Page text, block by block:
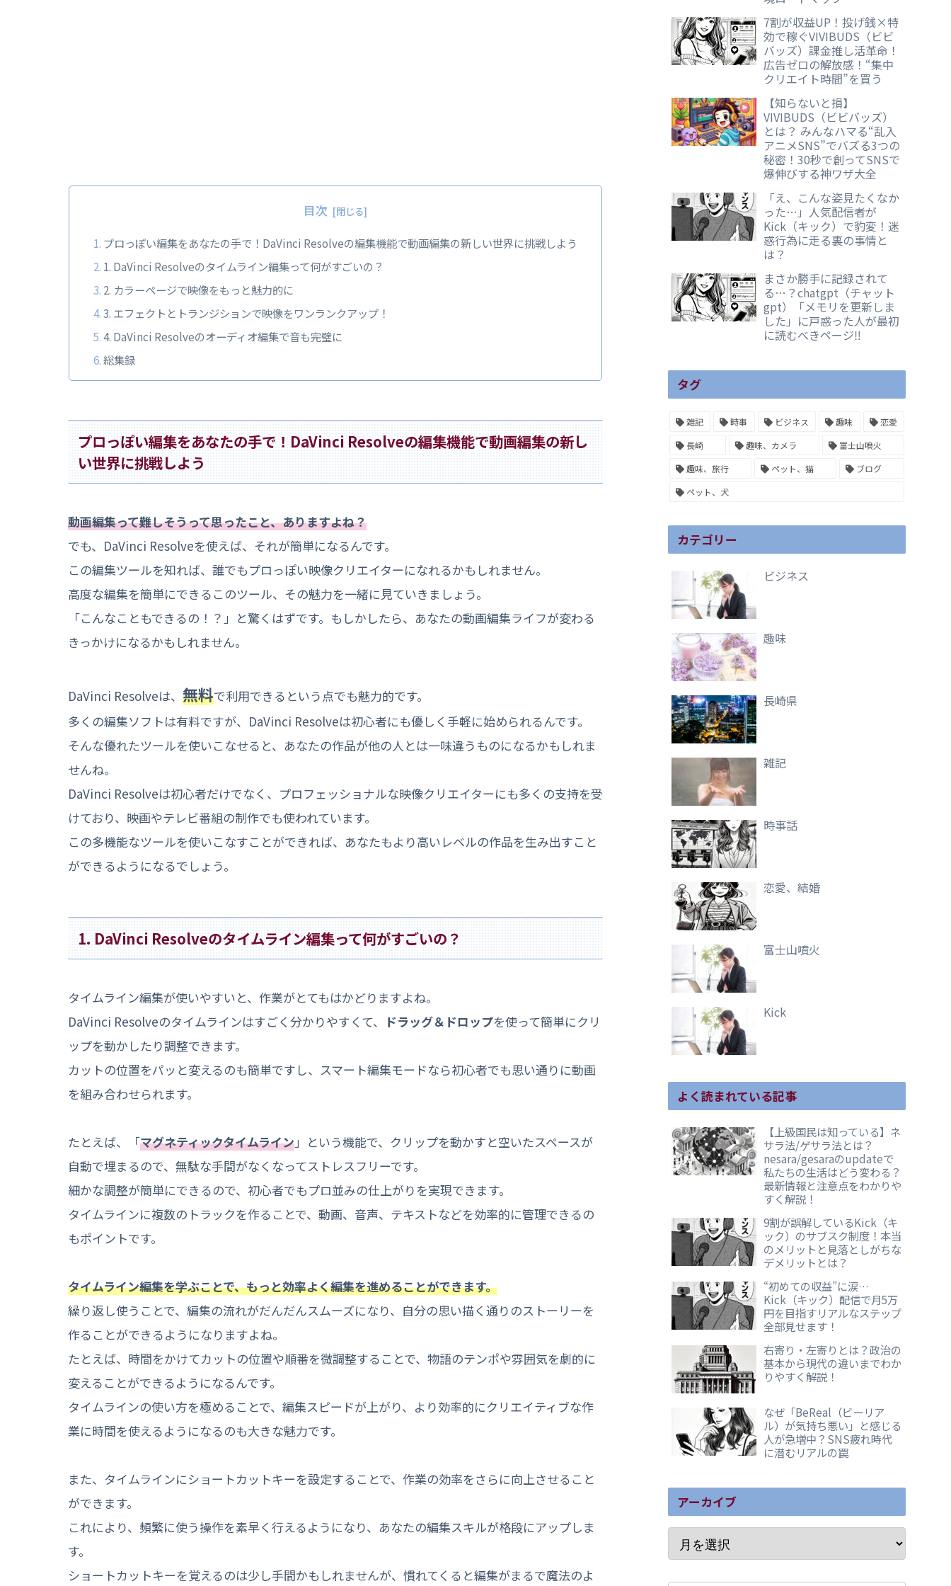
目次
プロっぽい編集をあなたの手で！DaVinci Resolveの編集機能で動画編集の新しい世界に挑戦しよう
1. DaVinci Resolveのタイムライン編集って何がすごいの？
2. カラーページで映像をもっと魅力的に
3. エフェクトとトランジションで映像をワンランクアップ！
4. DaVinci Resolveのオーディオ編集で音も完璧に
総集録
プロっぽい編集をあなたの手で！DaVinci Resolveの編集機能で動画編集の新し
い世界に挑戦しよう
動画編集って難しそうって思ったこと、ありますよね？
でも、DaVinci Resolveを使えば、それが簡単になるんです。
この編集ツールを知れば、誰でもプロっぽい映像クリエイターになれるかもしれません。
高度な編集を簡単にできるこのツール、その魅力を一緒に見ていきましょう。
「こんなこともできるの！？」と驚くはずです。もしかしたら、あなたの動画編集ライフが変わる
きっかけになるかもしれません。
DaVinci Resolveは、 無料で利用できるという点でも魅力的です。
多くの編集ソフトは有料ですが、DaVinci Resolveは初心者にも優しく手軽に始められるんです。
そんな優れたツールを使いこなせると、あなたの作品が他の人とは一味違うものになるかもしれま
せんね。
DaVinci Resolveは初心者だけでなく、プロフェッショナルな映像クリエイターにも多くの支持を受
けており、映画やテレビ番組の制作でも使われています。
この多機能なツールを使いこなすことができれば、あなたもより高いレベルの作品を生み出すこと
ができるようになるでしょう。
1. DaVinci Resolveのタイムライン編集って何がすごいの？
タイムライン編集が使いやすいと、作業がとてもはかどりますよね。
DaVinci Resolveのタイムラインはすごく分かりやすくて、
ドラッグ＆ドロップを使って簡単にクリ
ップを動かしたり調整できます。
カットの位置をパッと変えるのも簡単ですし、スマート編集モードなら初心者でも思い通りに動画
を組み合わせられます。
たとえば、「マグネティックタイムライン」という機能で、クリップを動かすと空いたスペースが
自動で埋まるので、無駄な手間がなくなってストレスフリーです。
細かな調整が簡単にできるので、初心者でもプロ並みの仕上がりを実現できます。
タイムラインに複数のトラックを作ることで、動画、音声、テキストなどを効率的に管理できるの
もポイントです。
タイムライン編集を学ぶことで、もっと効率よく編集を進めることができます。
繰り返し使うことで、編集の流れがだんだんスムーズになり、自分の思い描く通りのストーリーを
作ることができるようになりますよね。
たとえば、時間をかけてカットの位置や順番を微調整することで、物語のテンポや雰囲気を劇的に
変えることができるようになるんです。
タイムラインの使い方を極めることで、編集スピードが上がり、より効率的にクリエイティブな作
業に時間を使えるようになるのも大きな魅力です。
また、タイムラインにショートカットキーを設定することで、作業の効率をさらに向上させること
ができます。
これにより、頻繁に使う操作を素早く行えるようになり、あなたの編集スキルが格段にアップしま
す。
ショートカットキーを覚えるのは少し手間かもしれませんが、慣れてくると編集がまるで魔法のよ
7割が収益UP！投げ銭×特
効で稼ぐVIVIBUDS（ビビ
バッズ）課金推し活革命！
広告ゼロの解放感！“集中
クリエイト時間”を買う
【知らないと損】
VIVIBUDS（ビビバッズ）
とは？ みんなハマる“乱入
アニメSNS”でバズる3つの
秘密！30秒で創ってSNSで
爆伸びする神ワザ大全
「え、こんな姿見たくなか
った…」人気配信者が
Kick（キック）で豹変！迷
惑行為に走る裏の事情と
は？
まさか勝手に記録されて
る…？chatgpt（チャット
gpt）「メモリを更新しま
した」に戸惑った人が最初
に読むべきページ‼️
タグ
雑記 時事 ビジネス 趣味
恋愛
長崎
趣味、カメラ
富士山噴火
趣味、旅行
ペット、猫
ブログ
ペット、犬
カテゴリー
ビジネス
趣味
長崎県
雑記
時事話
恋愛、結婚
富士山噴火
Kick
よく読まれている記事
【上級国民は知っている】ネ
サラ法/ゲサラ法とは？
nesara/gesaraのupdateで
私たちの生活はどう変わる？
最新情報と注意点をわかりや
すく解説！
9割が誤解しているKick（キ
ック）のサブスク制度！本当
のメリットと見落としがちな
デメリットとは？
“初めての収益”に涙…
Kick（キック）配信で月5万
円を目指すリアルなステップ
全部見せます！
右寄り・左寄りとは？政治の
基本から現代の違いまでわか
りやすく解説！
なぜ「BeReal（ビーリア
ル）が気持ち悪い」と感じる
人が急増中？SNS疲れ時代
に潜むリアルの罠
アーカイブ